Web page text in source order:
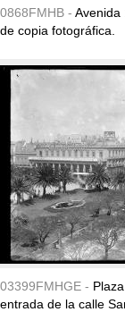
0868FMHB - Avenida
de copia fotográfica.
03399FMHGE -
entrada de la calle